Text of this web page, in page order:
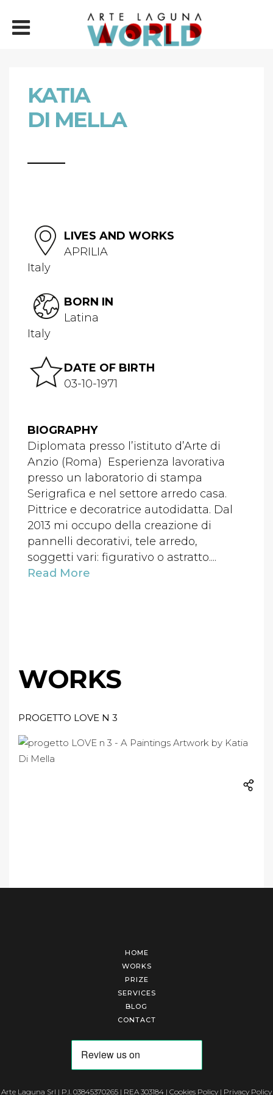
KATIA
DI MELLA
LIVES AND WORKS
APRILIA
Italy
BORN IN
Latina
Italy
DATE OF BIRTH
03-10-1971
BIOGRAPHY
Diplomata presso l’istituto d’Arte di
Anzio (Roma) Esperienza lavorativa
presso un laboratorio di stampa
Serigrafica e nel settore arredo casa.
Pittrice e decoratrice autodidatta. Dal
2013 mi occupo della creazione di
pannelli decorativi, tele arredo,
soggetti vari: figurativo o astratto....
Read More
WORKS
PROGETTO LOVE N 3
HOME
WORKS
PRIZE
SERVICES
BLOG
CONTACT
Arte Laguna Srl | P.I. 03845370265 | REA 303184 | Cookies Policy | Privacy Policy